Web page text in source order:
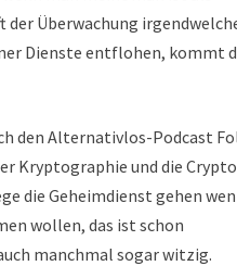
der Überwachung
Dienste entflohen, kommt
den Alternativlos-Podcast
Kryptographie und die
die Geheimdienst gehen
wollen, das ist schon
manchmal sogar witzig.